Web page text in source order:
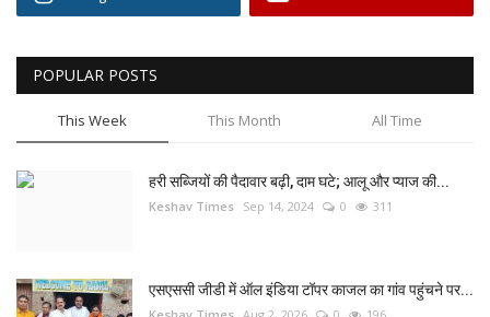
POPULAR POSTS
This Week This Month All Time
हरी सब्जियों की पैदावार बढ़ी, दाम घटे; आलू और प्याज की...
Keshav Times Sep 14, 2024 0 311
एसएससी जीडी में ऑल इंडिया टॉपर काजल का गांव पहुंचने पर...